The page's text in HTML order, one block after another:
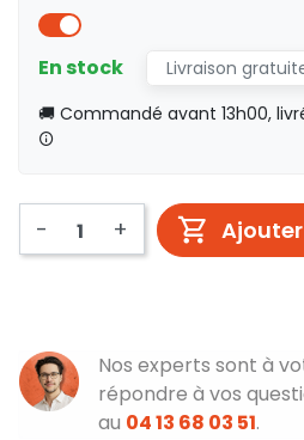
En stock
Livraison
🚚 Commandé avant 13h00,
- +
Nos experts sont à
répondre à vos
au 04 13 68 03 51.